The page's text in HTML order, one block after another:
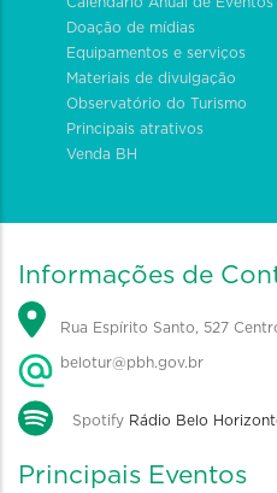
Doação de mídias
Equipamentos e serviços
Materiais de divulgação
Observatório do Turismo
Principais atrativos
Venda BH
Informações de
Rua Espírito Santo, 527
belotur@pbh.gov.br
Spotify Rádio Belo
Principais Eventos